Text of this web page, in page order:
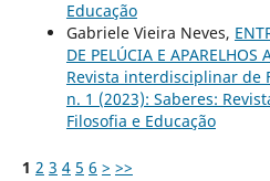
Educação
Gabriele Vieira Neves,
DE PELÚCIA E APARELHOS
Revista interdisciplinar de
n. 1 (2023): Saberes:
Filosofia e Educação
1 2 3 4 5 6 > >>